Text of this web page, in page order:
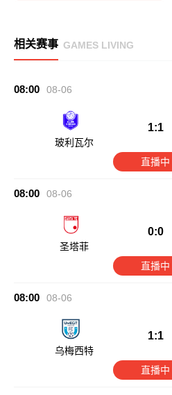
相关赛事 GAMES LIVING
08:00 08-06
玻利瓦尔
1:1
直播中
08:00 08-06
圣塔菲
0:0
直播中
08:00 08-06
乌梅西特
1:1
直播中